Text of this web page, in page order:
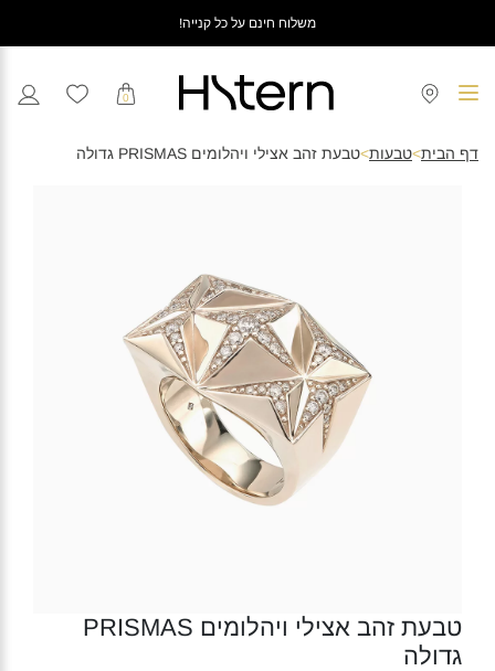
משלוח חינם על כל קנייה!
0
דף הבית>טבעות>טבעת זהב אצילי ויהלומים PRISMAS גדולה
טבעת זהב אצילי ויהלומים PRISMAS
גדולה